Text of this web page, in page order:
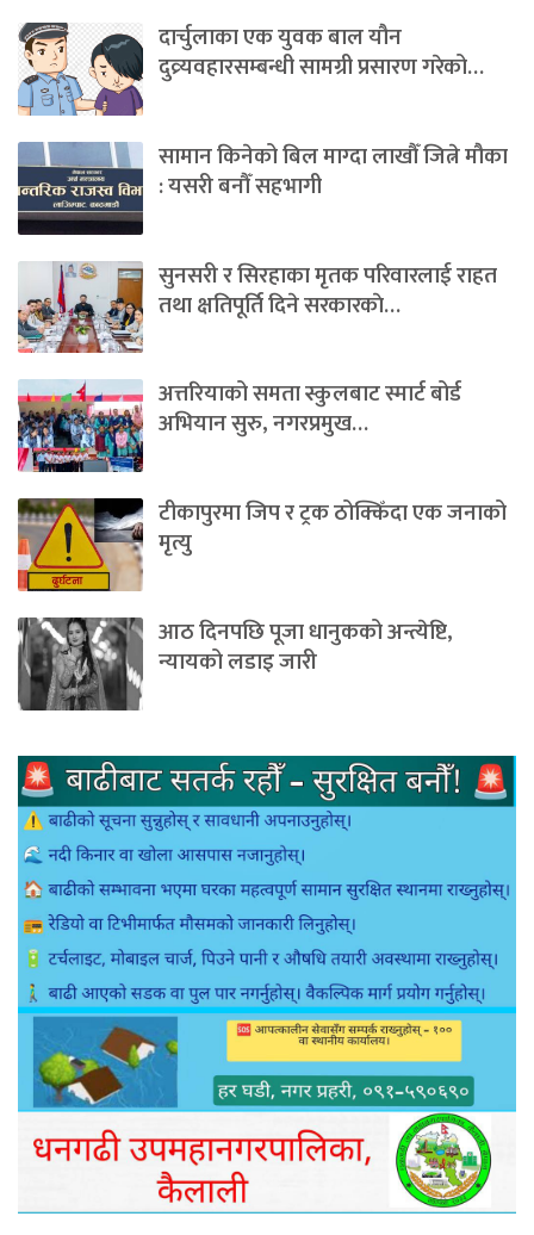
दार्चुलाका एक युवक बाल यौन
दुव्र्यवहारसम्बन्धी सामग्री प्रसारण गरेको…
सामान किनेको बिल माग्दा लाखौँ जित्ने मौका
: यसरी बनौँ सहभागी
सुनसरी र सिरहाका मृतक परिवारलाई राहत
तथा क्षतिपूर्ति दिने सरकारकाे…
अत्तरियाको समता स्कुलबाट स्मार्ट बोर्ड
अभियान सुरु, नगरप्रमुख…
टीकापुरमा जिप र ट्रक ठोक्किँदा एक जनाको
मृत्यु
आठ दिनपछि पूजा धानुकको अन्त्येष्टि,
न्यायको लडाइ जारी